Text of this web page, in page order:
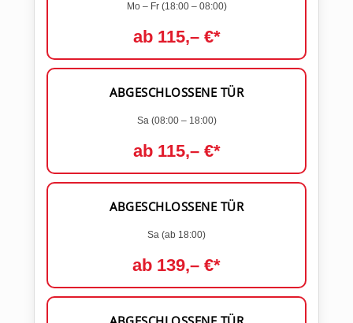
Mo – Fr (18:00 – 08:00)
ab 115,– €*
ABGESCHLOSSENE TÜR
Sa (08:00 – 18:00)
ab 115,– €*
ABGESCHLOSSENE TÜR
Sa (ab 18:00)
ab 139,– €*